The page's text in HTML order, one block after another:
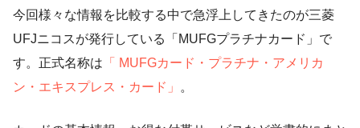
今回様々な情報を比較する中で急浮上してきたのが三菱
UFJニコスが発行している「MUFGプラチナカード」で
す。正式名称は 「 MUFGカード・プラチナ・アメリカ
ン・エキスプレス・カード」
。